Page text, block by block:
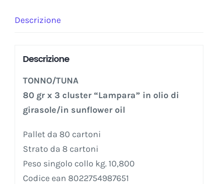
Descrizione
Descrizione
TONNO/TUNA
80 gr x 3 cluster “Lampara” in olio di
girasole/in sunflower oil
Pallet da 80 cartoni
Strato da 8 cartoni
Peso singolo collo kg. 10,800
Codice ean 8022754987651